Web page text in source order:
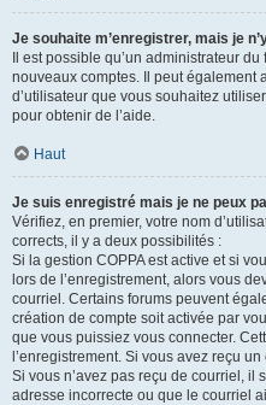
Je souhaite m’enregistrer, mais je
Il est possible qu’un administrateur
nouveaux comptes. Il peut également
d’utilisateur que vous souhaitez
pour obtenir de l’aide.
Haut
Je suis enregistré mais je ne peux
Vérifiez, en premier, votre nom
corrects, il y a deux possibilités :
Si la gestion COPPA est active et si
lors de l’enregistrement, alors vous
courriel. Certains forums peuvent
création de compte soit activée par
que vous puissiez vous connecter.
l’enregistrement. Si vous avez reçu
Si vous n’avez pas reçu de courriel, il
adresse incorrecte ou que le courriel